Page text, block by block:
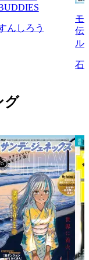
んしろう
モ
伝
ル
石
グ